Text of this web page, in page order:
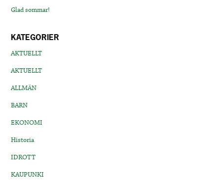
Glad sommar!
KATEGORIER
AKTUELLT
AKTUELLT
ALLMÄN
BARN
EKONOMI
Historia
IDROTT
KAUPUNKI